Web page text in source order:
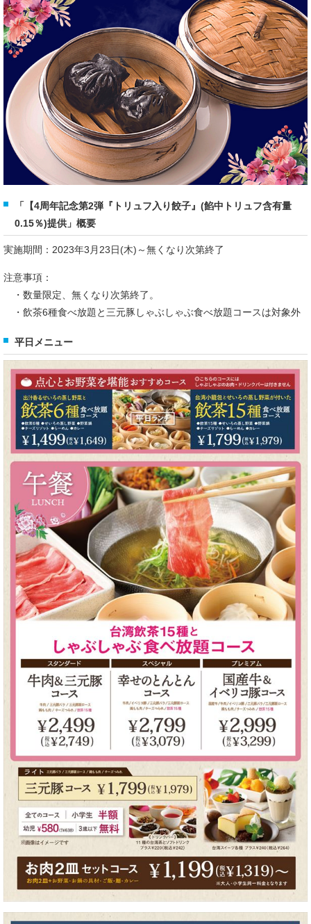
「【4周年記念第2弾『トリュフ入り餃子』(餡中トリュフ含有量
0.15％)提供」概要
実施期間：2023年3月23日(木)～無くなり次第終了
注意事項：
・数量限定、無くなり次第終了。
・飲茶6種食べ放題と三元豚しゃぶしゃぶ食べ放題コースは対象外
平日メニュー